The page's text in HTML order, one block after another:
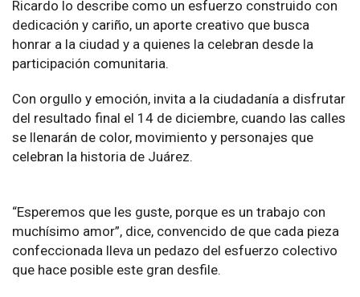
Ricardo lo describe como un esfuerzo construido con
dedicación y cariño, un aporte creativo que busca
honrar a la ciudad y a quienes la celebran desde la
participación comunitaria.
Con orgullo y emoción, invita a la ciudadanía a disfrutar
del resultado final el 14 de diciembre, cuando las calles
se llenarán de color, movimiento y personajes que
celebran la historia de Juárez.
“Esperemos que les guste, porque es un trabajo con
muchísimo amor”, dice, convencido de que cada pieza
confeccionada lleva un pedazo del esfuerzo colectivo
que hace posible este gran desfile.